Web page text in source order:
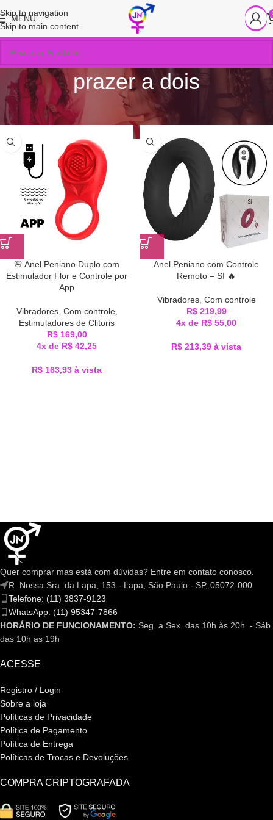
Skip to navigation
Skip to main content
MENU
prazer a dois
Início Produtos marcados com a tag “prazer a dois”
🌸 Anel Peniano Duplo com
Estimulador Flor e Controle por
App
Vibradores, Com controle,
Estimuladores de Clitoris
R$169,00
4x de R$ 42,25
R$ 163,93 à vista
Anel Peniano com Controle
Remoto – SI 🔥
Vibradores, Com controle
R$219,99
4x de R$ 55,00
R$ 213,39 à vista
Quer comprar mas está com dúvidas? Entre em contato conosco.
R. Nossa Sra. da Lapa, 153 - Lapa, São Paulo - SP, 05072-000
Telefone: (11) 3837-9123
WhatsApp: (11) 95347-7866
HORÁRIO DE FUNCIONAMENTO: Seg. a Sex. das 10h às 20h - Sáb
das 10h as 19h
ACESSE
Registro / Login
Sobre a loja
Políticas de Privacidade
Política de Pagamento
Política de Entrega
Políticas de Trocas e Devoluções
COMPRA CRIPTOGRAFADA